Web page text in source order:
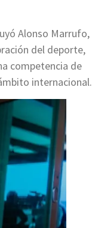
Alonso Marrufo,
del deporte,
competencia de
internacional.